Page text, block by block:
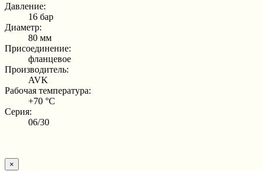
Давление:
16 бар
Диаметр:
80 мм
Присоединение:
фланцевое
Производитель:
AVK
Рабочая температура:
+70 °С
Серия:
06/30
×